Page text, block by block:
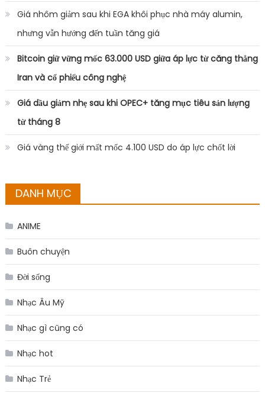
Giá nhôm giảm sau khi EGA khôi phục nhà máy alumin,
nhưng vẫn hướng đến tuần tăng giá
Bitcoin giữ vững mốc 63.000 USD giữa áp lực từ căng thẳng
Iran và cổ phiếu công nghệ
Giá dầu giảm nhẹ sau khi OPEC+ tăng mục tiêu sản lượng
từ tháng 8
Giá vàng thế giới mất mốc 4.100 USD do áp lực chốt lời
DANH MỤC
ANIME
Buôn chuyện
Đời sống
Nhạc Âu Mỹ
Nhạc gì cũng có
Nhạc hot
Nhạc Trẻ